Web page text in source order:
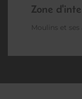
Zone
Moulins et